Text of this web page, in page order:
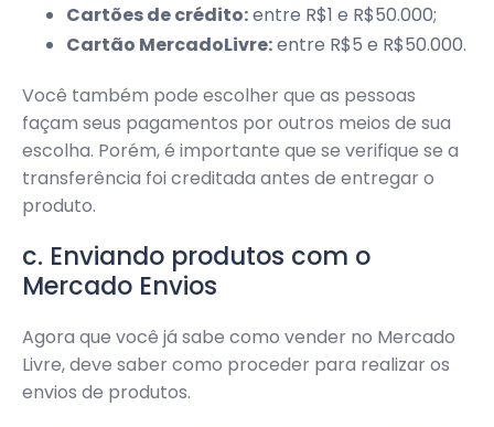
Cartões de crédito:entre R$1 e R$50.000;
Cartão MercadoLivre:entre R$5 e R$50.000.
Você também pode escolher que as pessoas
façam seus pagamentos por outros meios de sua
escolha. Porém, é importante que se verifique se a
transferência foi creditada antes de entregar o
produto.
c. Enviando produtos com o
Mercado Envios
Agora que você já sabe como vender no Mercado
Livre, deve saber como proceder para realizar os
envios de produtos.